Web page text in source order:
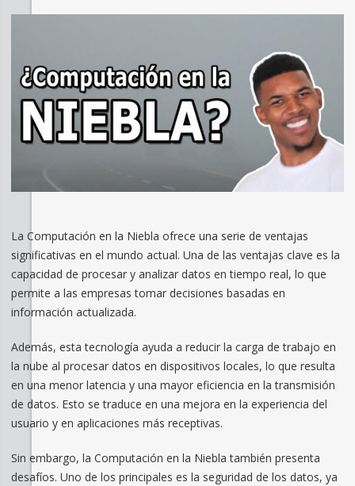
La Computación en la Niebla ofrece una serie de ventajas
significativas en el mundo actual. Una de las ventajas clave es la
capacidad de procesar y analizar datos en tiempo real, lo que
permite a las empresas tomar decisiones basadas en
información actualizada.
Además, esta tecnología ayuda a reducir la carga de trabajo en
la nube al procesar datos en dispositivos locales, lo que resulta
en una menor latencia y una mayor eficiencia en la transmisión
de datos. Esto se traduce en una mejora en la experiencia del
usuario y en aplicaciones más receptivas.
Sin embargo, la Computación en la Niebla también presenta
desafíos. Uno de los principales es la seguridad de los datos, ya